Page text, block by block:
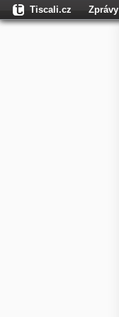
Tiscali.cz Zprávy